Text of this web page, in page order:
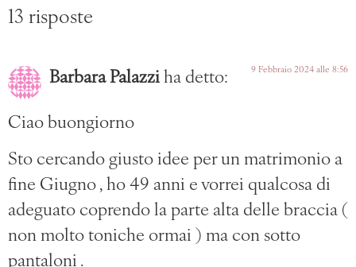
13 risposte
Barbara Palazzi ha detto: 9 Febbraio 2024 alle 8:56
Ciao buongiorno
Sto cercando giusto idee per un matrimonio a
fine Giugno , ho 49 anni e vorrei qualcosa di
adeguato coprendo la parte alta delle braccia (
non molto toniche ormai ) ma con sotto
pantaloni .